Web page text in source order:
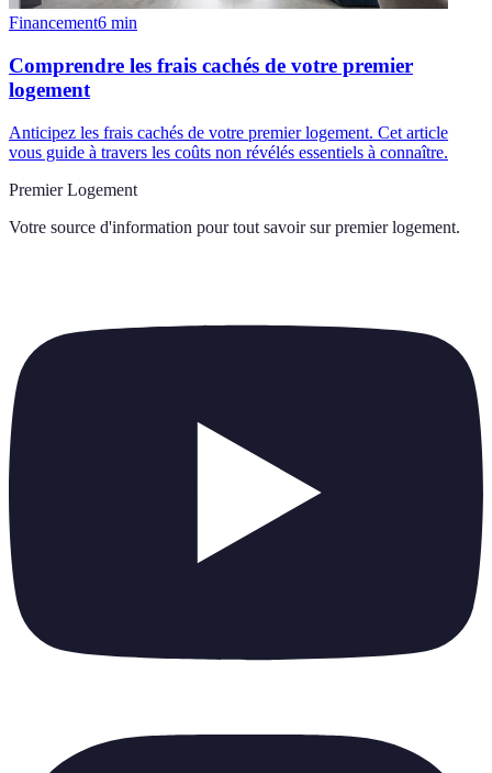
Financement6 min
Comprendre les frais cachés de votre premier
logement
Anticipez les frais cachés de votre premier logement. Cet article
vous guide à travers les coûts non révélés essentiels à connaître.
Premier Logement
Votre source d'information pour tout savoir sur premier logement.